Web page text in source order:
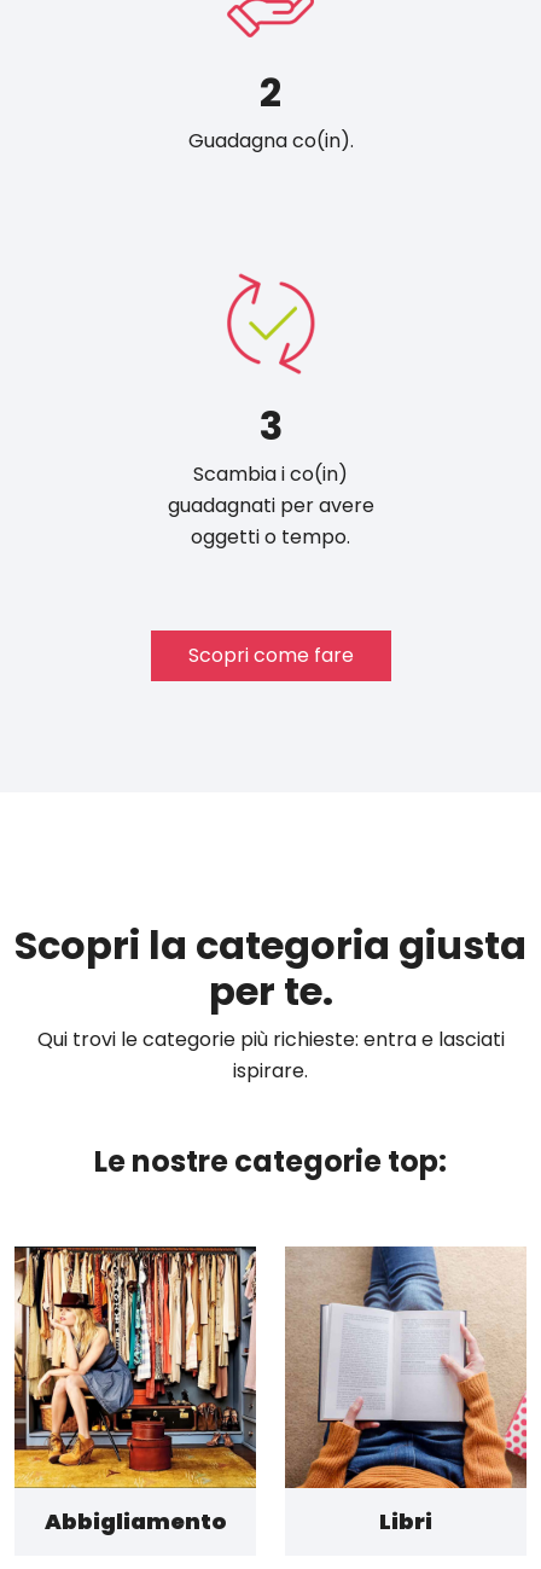
2
Guadagna co(in).
3
Scambia i co(in)
guadagnati per avere
oggetti o tempo.
Scopri come fare
Scopri la categoria giusta
per te.
Qui trovi le categorie più richieste: entra e lasciati
ispirare.
Le nostre categorie top:
Abbigliamento Libri